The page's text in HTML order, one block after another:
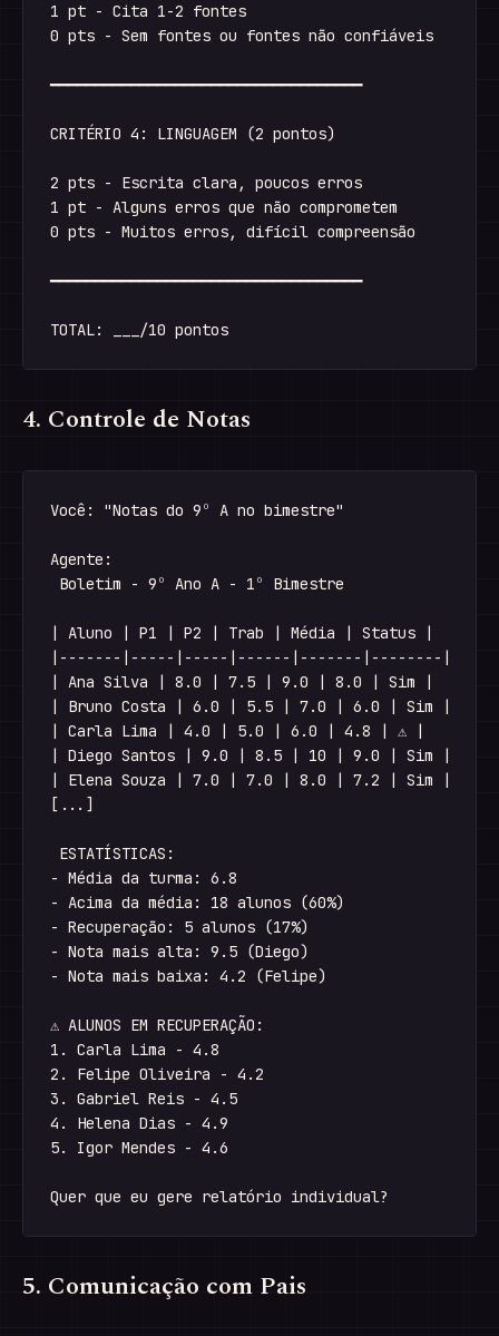
1 pt - Cita 1-2 fontes
0 pts - Sem fontes ou fontes não confiáveis
━━━━━━━━━━━━━━━━━━━━━━━━━━━━━━━━━━━
CRITÉRIO 4: LINGUAGEM (2 pontos)
2 pts - Escrita clara, poucos erros
1 pt - Alguns erros que não comprometem
0 pts - Muitos erros, difícil compreensão
━━━━━━━━━━━━━━━━━━━━━━━━━━━━━━━━━━━
4. Controle de Notas
Você: "Notas do 9º A no bimestre"
Agente:
Boletim - 9º Ano A - 1º Bimestre
| Aluno | P1 | P2 | Trab | Média | Status |
|-------|-----|-----|------|-------|--------|
| Ana Silva | 8.0 | 7.5 | 9.0 | 8.0 | Sim |
| Bruno Costa | 6.0 | 5.5 | 7.0 | 6.0 | Sim |
| Carla Lima | 4.0 | 5.0 | 6.0 | 4.8 | ⚠ |
| Diego Santos | 9.0 | 8.5 | 10 | 9.0 | Sim |
| Elena Souza | 7.0 | 7.0 | 8.0 | 7.2 | Sim |
[...]
ESTATÍSTICAS:
- Média da turma: 6.8
- Acima da média: 18 alunos (60%)
- Recuperação: 5 alunos (17%)
- Nota mais alta: 9.5 (Diego)
- Nota mais baixa: 4.2 (Felipe)
⚠ ALUNOS EM RECUPERAÇÃO:
1. Carla Lima - 4.8
2. Felipe Oliveira - 4.2
3. Gabriel Reis - 4.5
4. Helena Dias - 4.9
5. Igor Mendes - 4.6
5. Comunicação com Pais